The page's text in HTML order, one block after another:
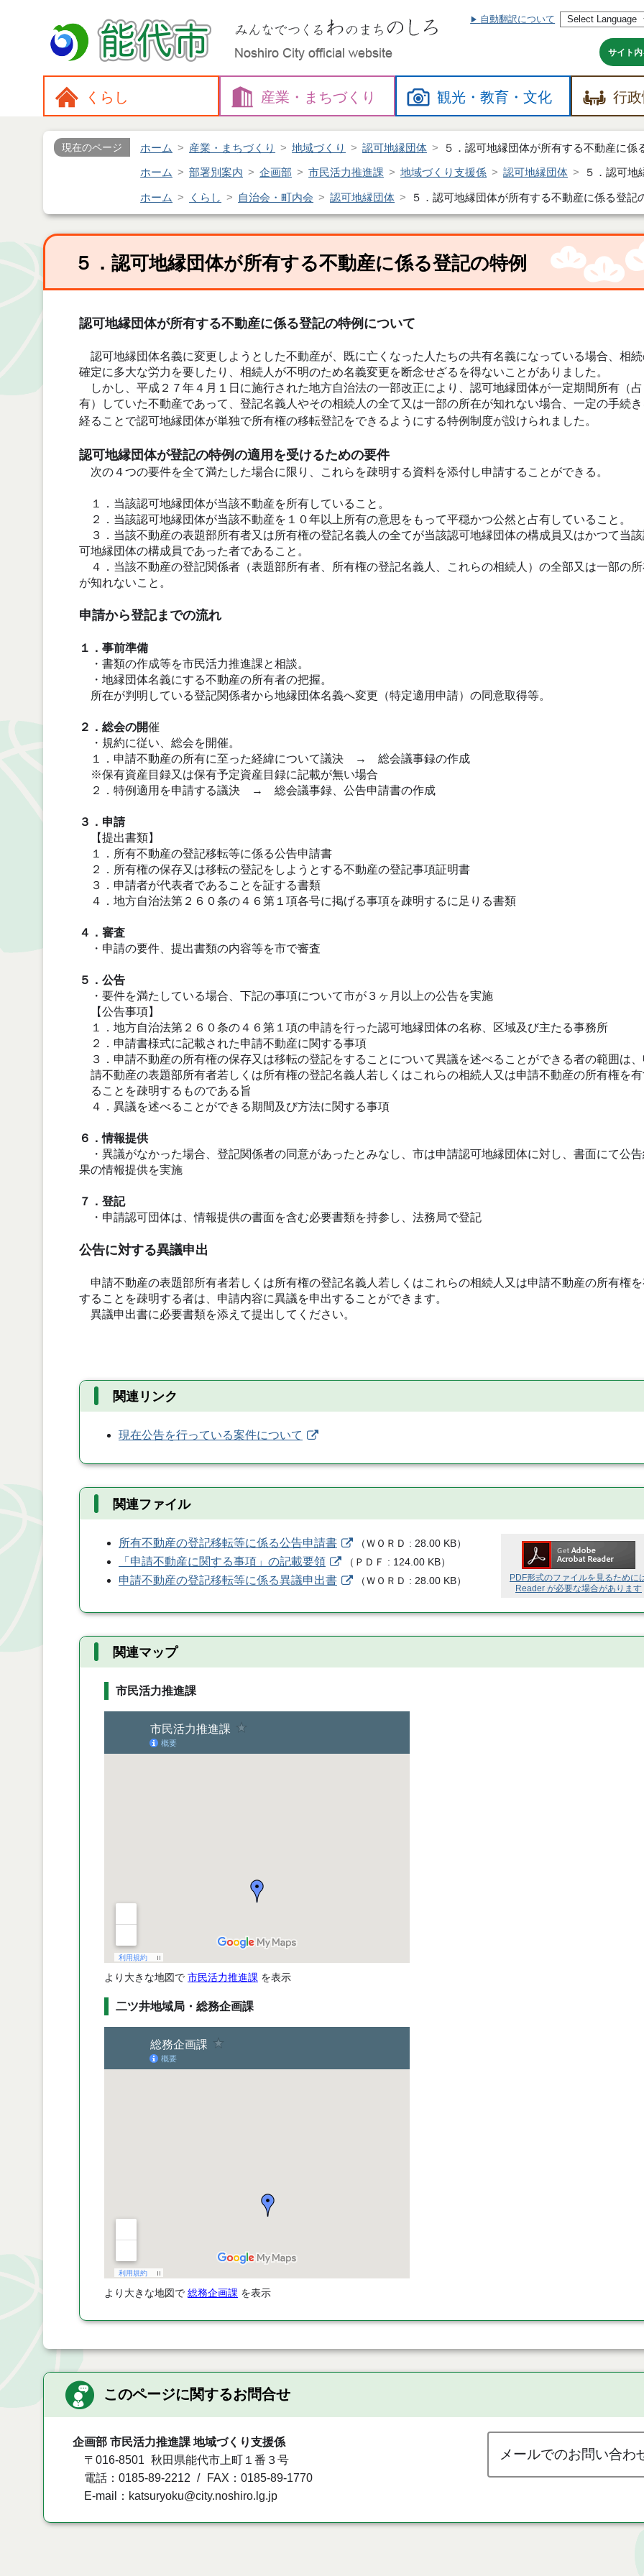
自動翻訳について
サイト
くらし 産業・ まちづくり 観光・教育・文化 行
現在のページ ホーム 産業・まちづくり 地域づくり 認可地縁団体 ５．認可地縁団体が所有する不動産に係
ホーム 部署別案内 企画部 市民活力推進課 地域づくり支援係 認可地縁団体 ５．認可地
ホーム くらし 自治会・町内会 認可地縁団体 ５．認可地縁団体が所有する不動産に係る登記
５．認可地縁団体が所有する不動産に係る登記の特例
認可地縁団体が所有する不動産に係る登記の特例について
認可地縁団体名義に変更しようとした不動産が、既に亡くなった人たちの共有名義になっている場合、相
確定に多大な労力を要したり、相続人が不明のため名義変更を断念せざるを得ないことがありました。
しかし、平成２７年４月１日に施行された地方自治法の一部改正により、認可地縁団体が一定期間所有（占
有）していた不動産であって、登記名義人やその相続人の全て又は一部の所在が知れない場合、一定の手続
経ることで認可地縁団体が単独で所有権の移転登記をできるようにする特例制度が設けられました。
認可地縁団体が登記の特例の適用を受けるための要件
次の４つの要件を全て満たした場合に限り、これらを疎明する資料を添付し申請することができる。
１．当該認可地縁団体が当該不動産を所有していること。
２．当該認可地縁団体が当該不動産を１０年以上所有の意思をもって平穏かつ公然と占有していること。
３．当該不動産の表題部所有者又は所有権の登記名義人の全てが当該認可地縁団体の構成員又はかつて当
可地縁団体の構成員であった者であること。
４．当該不動産の登記関係者（表題部所有者、所有権の登記名義人、これらの相続人）の全部又は一部の
が知れないこと。
申請から登記までの流れ
１．事前準備
・書類の作成等を市民活力推進課と相談。
・地縁団体名義にする不動産の所有者の把握。
所在が判明している登記関係者から地縁団体名義へ変更（特定適用申請）の同意取得等。
２．総会の開催
・規約に従い、総会を開催。
１．申請不動産の所有に至った経緯について議決 → 総会議事録の作成
※保有資産目録又は保有予定資産目録に記載が無い場合
２．特例適用を申請する議決 → 総会議事録、公告申請書の作成
３．申請
【提出書類】
１．所有不動産の登記移転等に係る公告申請書
２．所有権の保存又は移転の登記をしようとする不動産の登記事項証明書
３．申請者が代表者であることを証する書類
４．地方自治法第２６０条の４６第１項各号に掲げる事項を疎明するに足りる書類
４．審査
・申請の要件、提出書類の内容等を市で審査
５．公告
・要件を満たしている場合、下記の事項について市が３ヶ月以上の公告を実施
【公告事項】
１．地方自治法第２６０条の４６第１項の申請を行った認可地縁団体の名称、区域及び主たる事務所
２．申請書様式に記載された申請不動産に関する事項
３．申請不動産の所有権の保存又は移転の登記をすることについて異議を述べることができる者の範囲は
請不動産の表題部所有者若しくは所有権の登記名義人若しくはこれらの相続人又は申請不動産の所有権を
ることを疎明するものである旨
４．異議を述べることができる期間及び方法に関する事項
６．情報提供
・異議がなかった場合、登記関係者の同意があったとみなし、市は申請認可地縁団体に対し、書面にて公
果の情報提供を実施
７．登記
・申請認可団体は、情報提供の書面を含む必要書類を持参し、法務局で登記
公告に対する異議申出
申請不動産の表題部所有者若しくは所有権の登記名義人若しくはこれらの相続人又は申請不動産の所有権
することを疎明する者は、申請内容に異議を申出することができます。
異議申出書に必要書類を添えて提出してください。
関連リンク
現在公告を行っている案件について
関連ファイル
PDF形式のファイルを見るために
Reader が必要な場合があります
所有不動産の登記移転等に係る公告申請書 （ＷＯＲＤ 28.00 KB）
「申請不動産に関する事項」の記載要領 （ ＰＤＦ 124.00 KB）
申請不動産の登記移転等に係る異議申出書 （ＷＯＲＤ 28.00 KB）
関連マップ
市民活力推進課
より大きな地図で 市民活力推進課 を表示
二ツ井地域局・総務企画課
より大きな地図で 総務企画課 を表示
このページに関するお問合せ
企画部 市民活力推進課 地域づくり支援係
〒016-8501
秋田県能代市上町１番３号
電話：0185-89-2212
FAX：0185-89-1770
E-mail：katsuryoku@city.noshiro.lg.jp
メールでのお問い合わ